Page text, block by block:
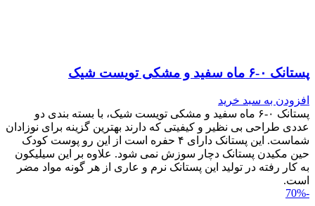
پستانک ۰-۶ ماه سفید و مشکی تویست شیک
افزودن به سبد خرید
پستانک ۰-۶ ماه سفید و مشکی تویست شیک، با بسته بندی دو
عددی طراحی بی نظیر و کیفیتی که دارند بهترین گزینه برای نوزادان
شماست. این پستانک دارای ۴ حفره است از این رو پوست کودک
حین مکیدن پستانک دچار سوزش نمی شود. علاوه بر این سیلیکون
به کار رفته در تولید این پستانک نرم و عاری از هر گونه مواد مضر
است.
-70%